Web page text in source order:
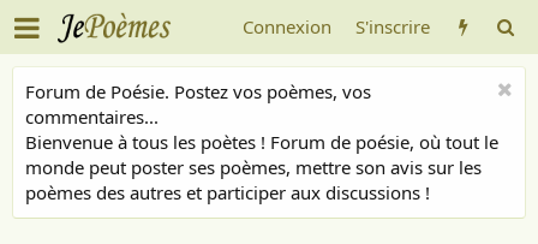
Connexion S'inscrire
Forum de Poésie. Postez vos poèmes, vos
commentaires...
Bienvenue à tous les poètes ! Forum de poésie, où tout le
monde peut poster ses poèmes, mettre son avis sur les
poèmes des autres et participer aux discussions !